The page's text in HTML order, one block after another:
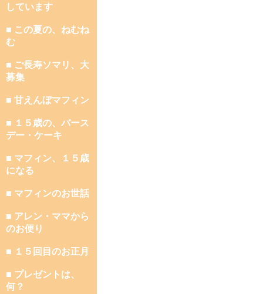
しています
■ この夏の、ねむね
む
■ ご長寿ソマリ、大
募集
■ 甘えんぼマフィン
■ １５歳の、バース
デー・ケーキ
■ マフィン、１５歳
になる
■ マフィンのお世話
■ アレン・ママから
のお便り
■ １５回目のお正月
■ プレゼントは、
何？